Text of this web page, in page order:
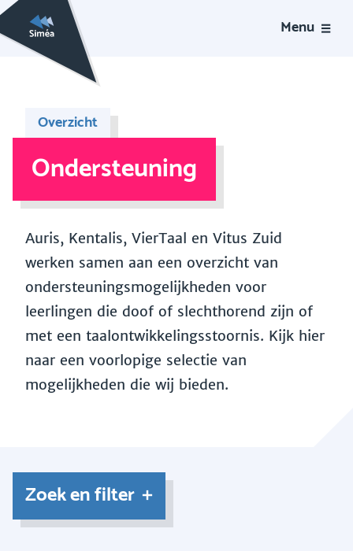
Menu
Overzicht
Ondersteuning
Auris, Kentalis, VierTaal en Vitus Zuid
werken samen aan een overzicht van
ondersteuningsmogelijkheden voor
leerlingen die doof of slechthorend zijn of
met een taalontwikkelingsstoornis. Kijk hier
naar een voorlopige selectie van
mogelijkheden die wij bieden.
Zoek en filter